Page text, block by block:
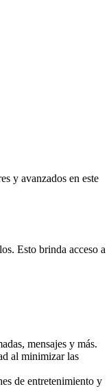
y avanzados en este
Esto brinda acceso a
mensajes y más.
al minimizar las
de entretenimiento y